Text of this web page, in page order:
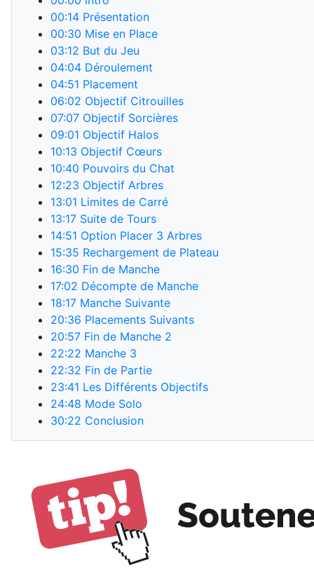
00:14 Présentation
00:30 Mise en Place
03:12 But du Jeu
04:04 Déroulement
04:51 Placement
06:02 Objectif Citrouilles
07:07 Objectif Sorcières
09:01 Objectif Halos
10:13 Objectif Cœurs
10:40 Pouvoirs du Chat
12:23 Objectif Arbres
13:01 Limites de Carré
13:17 Suite de Tours
14:51 Option Placer 3 Arbres
15:35 Rechargement de Plateau
16:30 Fin de Manche
17:02 Décompte de Manche
18:17 Manche Suivante
20:36 Placements Suivants
20:57 Fin de Manche 2
22:22 Manche 3
22:32 Fin de Partie
23:41 Les Différents Objectifs
24:48 Mode Solo
30:22 Conclusion